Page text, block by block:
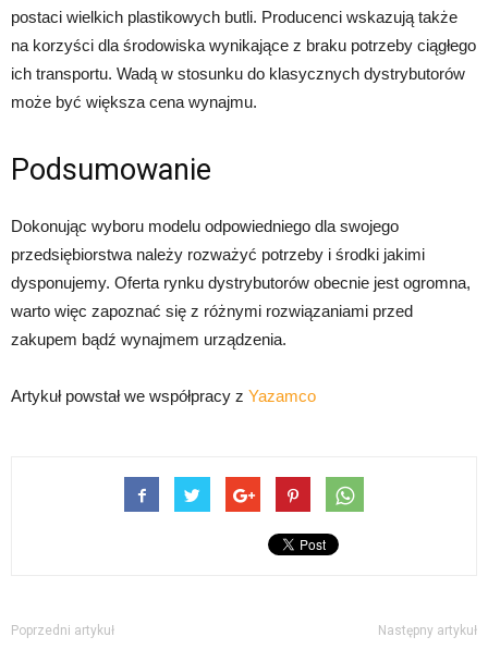
postaci wielkich plastikowych butli. Producenci wskazują także
na korzyści dla środowiska wynikające z braku potrzeby ciągłego
ich transportu. Wadą w stosunku do klasycznych dystrybutorów
może być większa cena wynajmu.
Podsumowanie
Dokonując wyboru modelu odpowiedniego dla swojego
przedsiębiorstwa należy rozważyć potrzeby i środki jakimi
dysponujemy. Oferta rynku dystrybutorów obecnie jest ogromna,
warto więc zapoznać się z różnymi rozwiązaniami przed
zakupem bądź wynajmem urządzenia.
Artykuł powstał we współpracy z Yazamco
Poprzedni artykuł Następny artykuł